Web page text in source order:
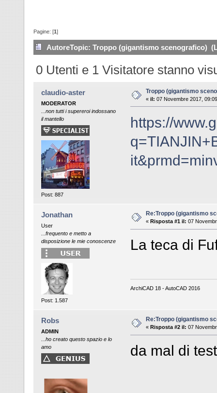
Pagine: [1]
AutoreTopic: Troppo (gigantismo scenografico)
0 Utenti e 1 Visitatore stanno
claudio-aster
MODERATOR
...non tutti i supereroi indossano
il mantello
Post: 887
Troppo (gigantismo
« il: 07 Novembre 2017,
https://
Jonathan
User
...frequento e metto a
disposizione le mie conoscenze
Post: 1.587
Re:Troppo (gigantismo
« Risposta #1 il: 07
La teca di
ArchiCAD 18 - AutoCAD 2016
Robs
ADMIN
...ho creato questo spazio e lo
amo
Re:Troppo (gigantismo
« Risposta #2 il: 07
da mal di